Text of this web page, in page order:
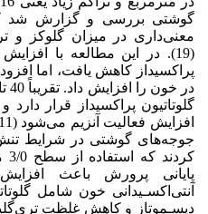
گوشتی بررسی و گزارش شد
معنی‌داری در میزان گلوکز و
(19). در این مطالعه با
پراکسیداز کاهش یافت، اما
گلوتاتیون پراکسیداز قرار
جوجه‌های گوشتی در شرایط
پایانی پرورش باعث
آنتى‌اکسـیدانى خون شامل